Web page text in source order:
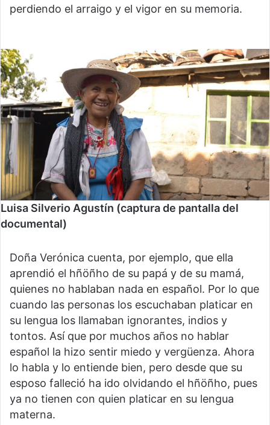
perdiendo el arraigo y el vigor en su memoria.
Luisa Silverio Agustín (captura de pantalla del
documental)
Doña Verónica cuenta, por ejemplo, que ella
aprendió el hñöñho de su papá y de su mamá,
quienes no hablaban nada en español. Por lo que
cuando las personas los escuchaban platicar en
su lengua los llamaban ignorantes, indios y
tontos. Así que por muchos años no hablar
español la hizo sentir miedo y vergüenza. Ahora
lo habla y lo entiende bien, pero desde que su
esposo falleció ha ido olvidando el hñöñho, pues
ya no tienen con quien platicar en su lengua
materna.